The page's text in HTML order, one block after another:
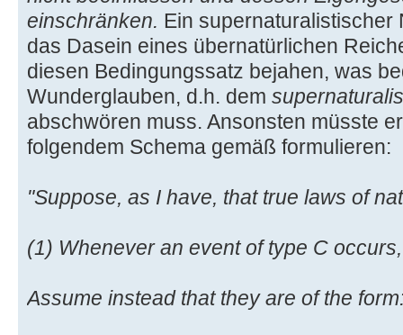
einschränken. Ein supernaturalistischer
das Dasein eines übernatürlichen
diesen Bedingungssatz bejahen, was
Wunderglauben, d.h. dem
abschwören muss. Ansonsten müsste
folgendem Schema gemäß formulieren:
"Suppose, as I have, that true laws of
(1) Whenever an event of type C
Assume instead that they are of the